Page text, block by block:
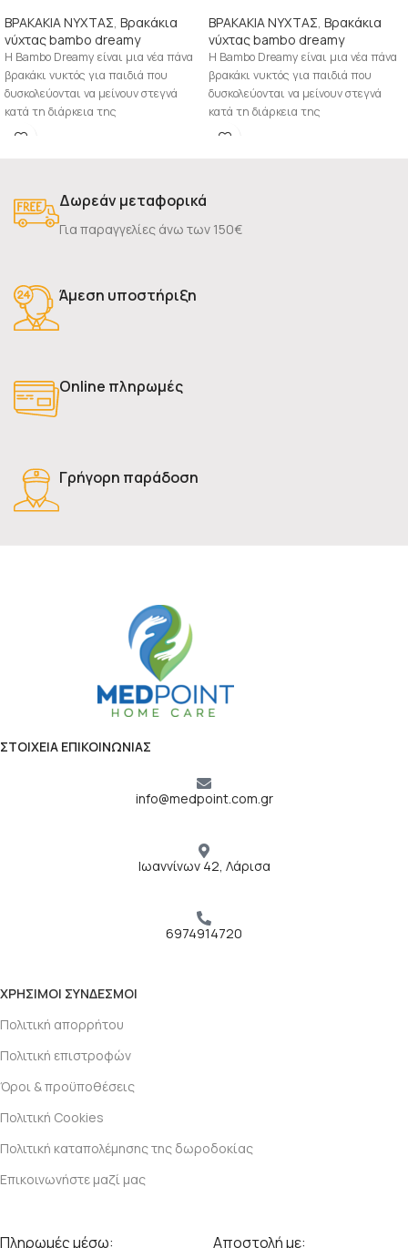
ΒΡΑΚΑΚΙΑ ΝΥΧΤΑΣ, Βρακάκια
νύχτας bambo dreamy
H Bambo Dreamy είναι μια νέα πάνα
βρακάκι νυκτός για παιδιά που
δυσκολεύονται να μείνουν στεγνά
κατά τη διάρκεια της
ΒΡΑΚΑΚΙΑ ΝΥΧΤΑΣ, Βρακάκια
νύχτας bambo dreamy
H Bambo Dreamy είναι μια νέα πάνα
βρακάκι νυκτός για παιδιά που
δυσκολεύονται να μείνουν στεγνά
κατά τη διάρκεια της
Δωρεάν μεταφορικά
Για παραγγελίες άνω των 150€
Άμεση υποστήριξη
Online πληρωμές
Γρήγορη παράδοση
ΣΤΟΙΧΕΙΑ ΕΠΙΚΟΙΝΩΝΙΑΣ
info@medpoint.com.gr
Ιωαννίνων 42, Λάρισα
6974914720
ΧΡΗΣΙΜΟΙ ΣΥΝΔΕΣΜΟΙ
Πολιτική απορρήτου
Πολιτική επιστροφών
Όροι & προϋποθέσεις
Πολιτική Cookies
Πολιτική καταπολέμησης της δωροδοκίας
Επικοινωνήστε μαζί μας
Πληρωμές μέσω: Αποστολή με: